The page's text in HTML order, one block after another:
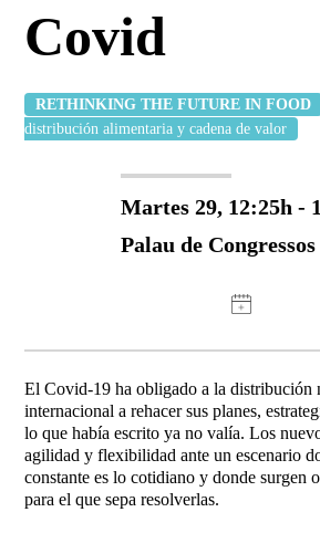
Covid
RETHINKING THE FUTURE IN FOOD
distribución alimentaria y cadena de valor
Martes 29, 12:25h -
Palau de Congressos
El Covid-19 ha obligado a la distribución
internacional a rehacer sus planes,
lo que había escrito ya no valía. Los
agilidad y flexibilidad ante un escenario
constante es lo cotidiano y donde surgen
para el que sepa resolverlas.